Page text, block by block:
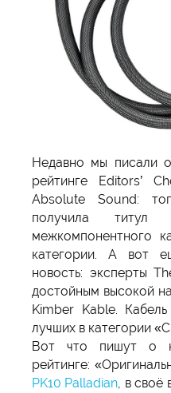
Недавно мы писали
рейтинге Editors’
Absolute Sound:
получила титул
межкомпонентного
категории. А вот
новость: эксперты
достойным высокой
Kimber Kable. Кабель
лучших в категории
Вот что пишут о
рейтинге:
PK10 Palladian, в своё